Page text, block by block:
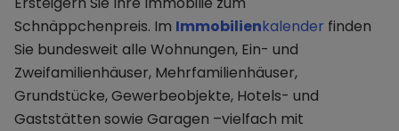
Schnäppchenpreis. Im Immobilienkalender finden
Sie bundesweit alle Wohnungen, Ein- und
Zweifamilienhäuser, Mehrfamilienhäuser,
Grundstücke, Gewerbeobjekte, Hotels- und
Gaststätten sowie Garagen –vielfach mit